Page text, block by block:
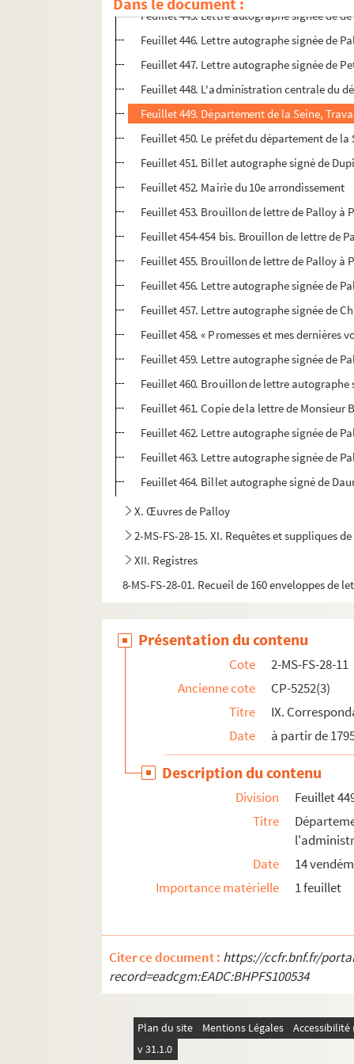
Feuillet 445. Lettre autographe signée de
Feuillet 446. Lettre autographe signée de
Feuillet 447. Lettre autographe signée de
Feuillet 448. L'administration centrale du
Feuillet 449. Département de la Seine,
Feuillet 450. Le préfet du département de
Feuillet 451. Billet autographe signé de
Feuillet 452. Mairie du 10e arrondissement
Feuillet 453. Brouillon de lettre de Palloy à
Feuillet 454-454 bis. Brouillon de lettre de
Feuillet 455. Brouillon de lettre de Palloy à
Feuillet 456. Lettre autographe signée de
Feuillet 457. Lettre autographe signée de
Feuillet 458. « Promesses et mes dernières
Feuillet 459. Lettre autographe signée de
Feuillet 460. Brouillon de lettre
Feuillet 461. Copie de la lettre de Monsieur
Feuillet 462. Lettre autographe signée de
Feuillet 463. Lettre autographe signée de
Feuillet 464. Billet autographe signé de
X. Œuvres de Palloy
2-MS-FS-28-15. XI. Requêtes et suppliques
XII. Registres
8-MS-FS-28-01. Recueil de 160 enveloppes de
Présentation du contenu
Cote
2-MS-FS-28-11
Ancienne cote
CP-5252(3)
Titre
IX.
Date
à partir de
Description du contenu
Division
Feuillet
Titre
Date
14
Importance matérielle
1 feuillet
Citer ce document : https://ccfr.bnf.fr/
record=eadcgm:EADC:BHPFS100534
Plan du site Mentions Légales
v 31.1.0